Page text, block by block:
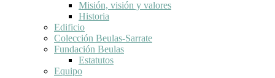
Misión, visión y valores
Historia
Edificio
Colección Beulas-Sarrate
Fundación Beulas
Estatutos
Equipo